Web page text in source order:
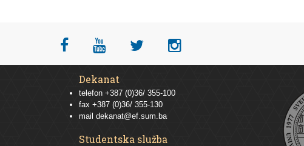
Dekanat
telefon +387 (0)36/ 355-100
fax +387 (0)36/ 355-130
mail dekanat@ef.sum.ba
Studentska služba